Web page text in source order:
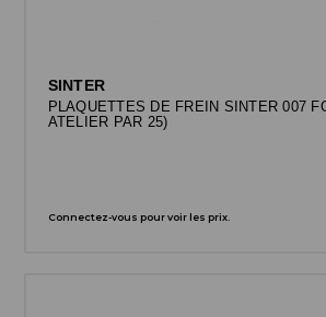
SINTER
PLAQUETTES DE FREIN SINTER 007
ATELIER PAR 25)
Connectez-vous pour voir les prix.